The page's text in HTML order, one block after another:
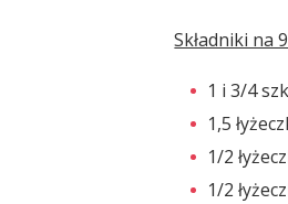
Składniki na
1 i 3/4
1,5
1/2
1/2